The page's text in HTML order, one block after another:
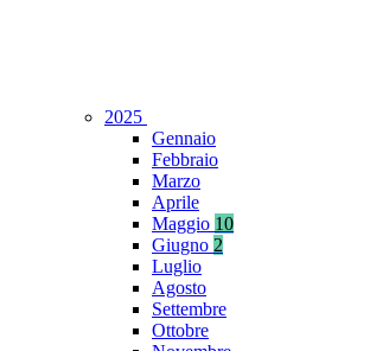
2025
Gennaio
Febbraio
Marzo
Aprile
Maggio 10
Giugno 2
Luglio
Agosto
Settembre
Ottobre